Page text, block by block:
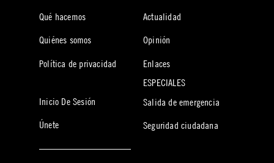
Qué hacemos
Quiénes somos
Política de privacidad
Inicio De Sesión
Únete
Actualidad
Opinión
Enlaces
ESPECIALES
Salida de emergencia
Seguridad ciudadana